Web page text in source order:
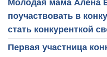
Молодая мама Алена
поучаствовать в
стать конкуренткой
Первая участница